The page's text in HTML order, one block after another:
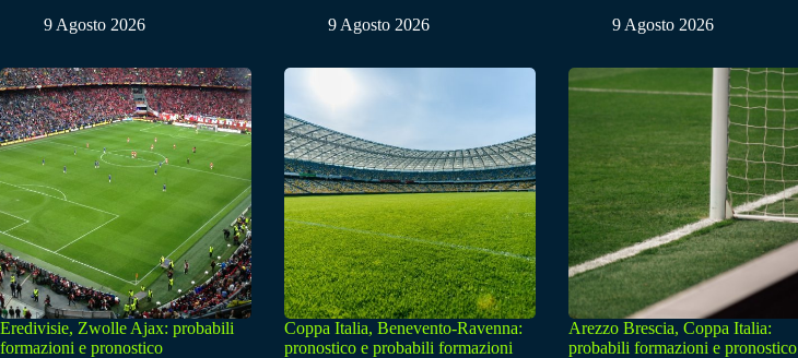
9 Agosto 2026
9 Agosto 2026
9 Agosto 2026
Eredivisie, Zwolle Ajax: probabili
formazioni e pronostico
Coppa Italia, Benevento-Ravenna:
pronostico e probabili formazioni
Arezzo Brescia, Coppa Italia:
probabili formazioni e pronostico